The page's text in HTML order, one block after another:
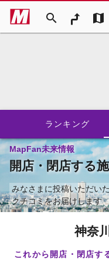
search map
ランキング
MapFan未来情報
開店・閉店する
みなさまに投稿いただい
クチコミをお届けします
神奈
これから開店・閉店す